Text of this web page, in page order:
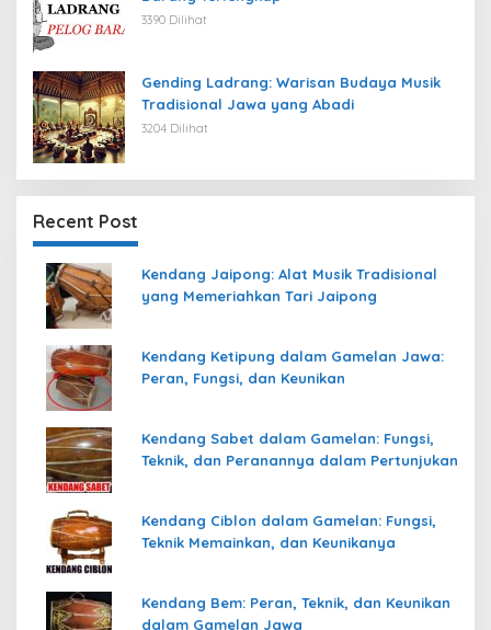
3390 Dilihat
Gending Ladrang: Warisan Budaya Musik
Tradisional Jawa yang Abadi
3204 Dilihat
Recent Post
Kendang Jaipong: Alat Musik Tradisional
yang Memeriahkan Tari Jaipong
Kendang Ketipung dalam Gamelan Jawa:
Peran, Fungsi, dan Keunikan
Kendang Sabet dalam Gamelan: Fungsi,
Teknik, dan Peranannya dalam Pertunjukan
Kendang Ciblon dalam Gamelan: Fungsi,
Teknik Memainkan, dan Keunikanya
Kendang Bem: Peran, Teknik, dan Keunikan
dalam Gamelan Jawa